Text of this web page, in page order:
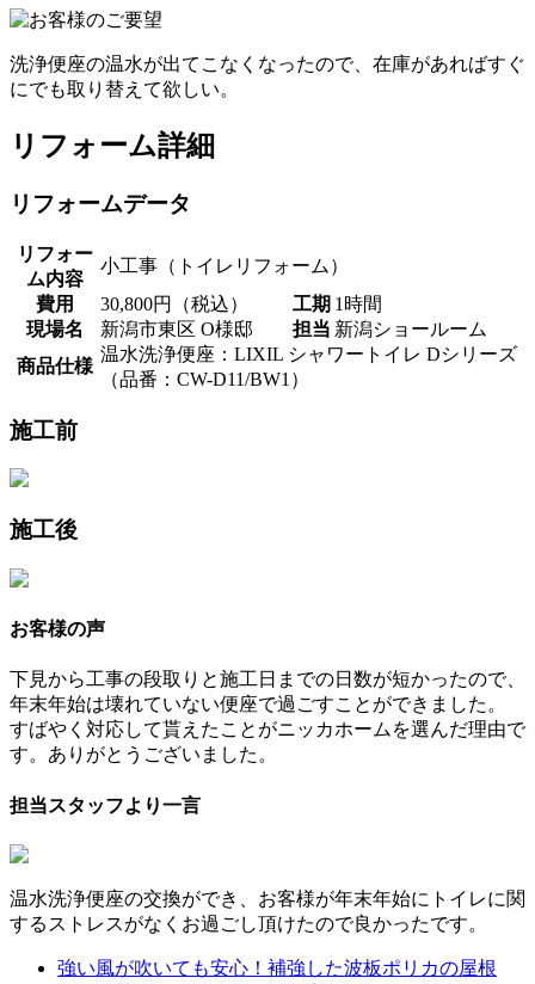
洗浄便座の温水が出てこなくなったので、在庫があればすぐ
にでも取り替えて欲しい。
リフォーム詳細
リフォームデータ
リフォー
ム内容
小工事（トイレリフォーム）
費用
30,800円（税込） 工期 1時間
現場名
新潟市東区 O様邸 担当 新潟ショールーム
商品仕様
温水洗浄便座：LIXIL シャワートイレ Dシリーズ
（品番：CW-D11/BW1）
施工前
施工後
お客様の声
下見から工事の段取りと施工日までの日数が短かったので、
年末年始は壊れていない便座で過ごすことができました。
すばやく対応して貰えたことがニッカホームを選んだ理由で
す。ありがとうございました。
担当スタッフより一言
温水洗浄便座の交換ができ、お客様が年末年始にトイレに関
するストレスがなくお過ごし頂けたので良かったです。
強い風が吹いても安心！補強した波板ポリカの屋根